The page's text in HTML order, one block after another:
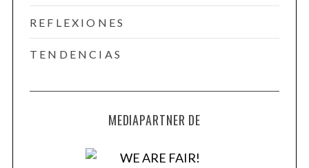
REFLEXIONES
TENDENCIAS
MEDIAPARTNER DE